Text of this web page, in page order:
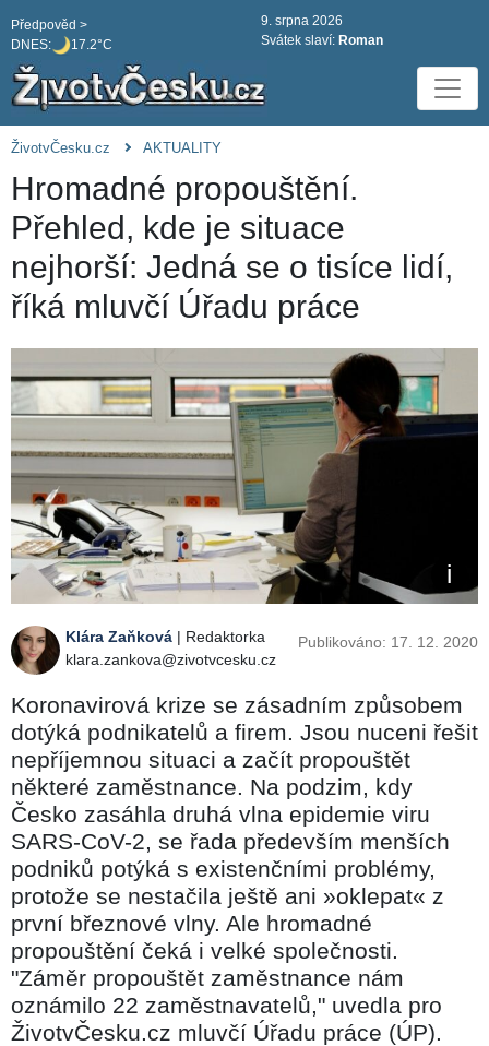
DNES: 17.2°C
Předpověd >
9. srpna 2026
Svátek slaví: Roman
ŽivotvČesku.cz AKTUALITY
Hromadné propouštění.
Přehled, kde je situace
nejhorší: Jedná se o tisíce lidí,
říká mluvčí Úřadu práce
Klára Zaňková | Redaktorka
klara.zankova@zivotvcesku.cz
Publikováno: 17. 12. 2020
Koronavirová krize se zásadním způsobem
dotýká podnikatelů a firem. Jsou nuceni řešit
nepříjemnou situaci a začít propouštět
některé zaměstnance. Na podzim, kdy
Česko zasáhla druhá vlna epidemie viru
SARS-CoV-2, se řada především menších
podniků potýká s existenčními problémy,
protože se nestačila ještě ani »oklepat« z
první březnové vlny. Ale hromadné
propouštění čeká i velké společnosti.
"Záměr propouštět zaměstnance nám
oznámilo 22 zaměstnavatelů," uvedla pro
ŽivotvČesku.cz mluvčí Úřadu práce (ÚP).